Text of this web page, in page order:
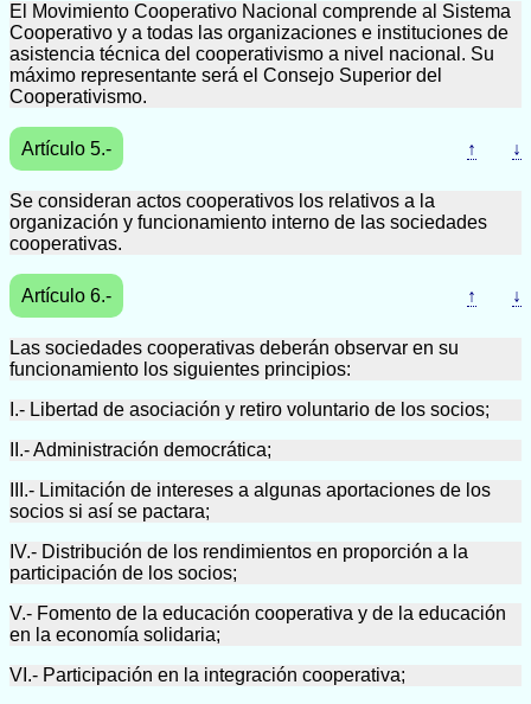
El Movimiento Cooperativo Nacional comprende al Sistema
Cooperativo y a todas las organizaciones e instituciones de
asistencia técnica del cooperativismo a nivel nacional. Su
máximo representante será el Consejo Superior del
Cooperativismo.
Artículo 5.- ↑ ↓
Se consideran actos cooperativos los relativos a la
organización y funcionamiento interno de las sociedades
cooperativas.
Artículo 6.- ↑ ↓
Las sociedades cooperativas deberán observar en su
funcionamiento los siguientes principios:
I.- Libertad de asociación y retiro voluntario de los socios;
II.- Administración democrática;
III.- Limitación de intereses a algunas aportaciones de los
socios si así se pactara;
IV.- Distribución de los rendimientos en proporción a la
participación de los socios;
V.- Fomento de la educación cooperativa y de la educación
en la economía solidaria;
VI.- Participación en la integración cooperativa;